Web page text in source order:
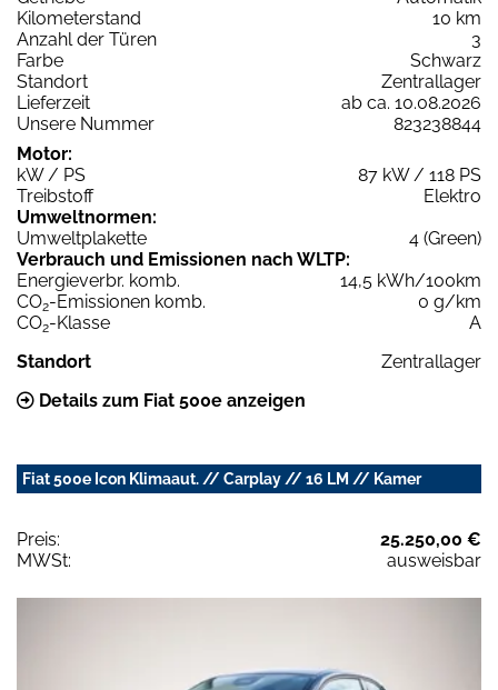
Kilometerstand
10 km
Anzahl der Türen
3
Farbe
Schwarz
Standort
Zentrallager
Lieferzeit
ab ca. 10.08.2026
Unsere Nummer
823238844
Motor:
kW / PS
87 kW / 118 PS
Treibstoff
Elektro
Umweltnormen:
Umweltplakette
4 (Green)
Verbrauch und Emissionen nach WLTP:
Energieverbr. komb.
14,5 kWh/100km
CO2-Emissionen komb.
0 g/km
CO2-Klasse
A
Standort
Zentrallager
Details zum Fiat 500e anzeigen
Fiat 500e Icon Klimaaut. // Carplay // 16 LM // Kamer
Preis:
25.250,00 €
MWSt:
ausweisbar